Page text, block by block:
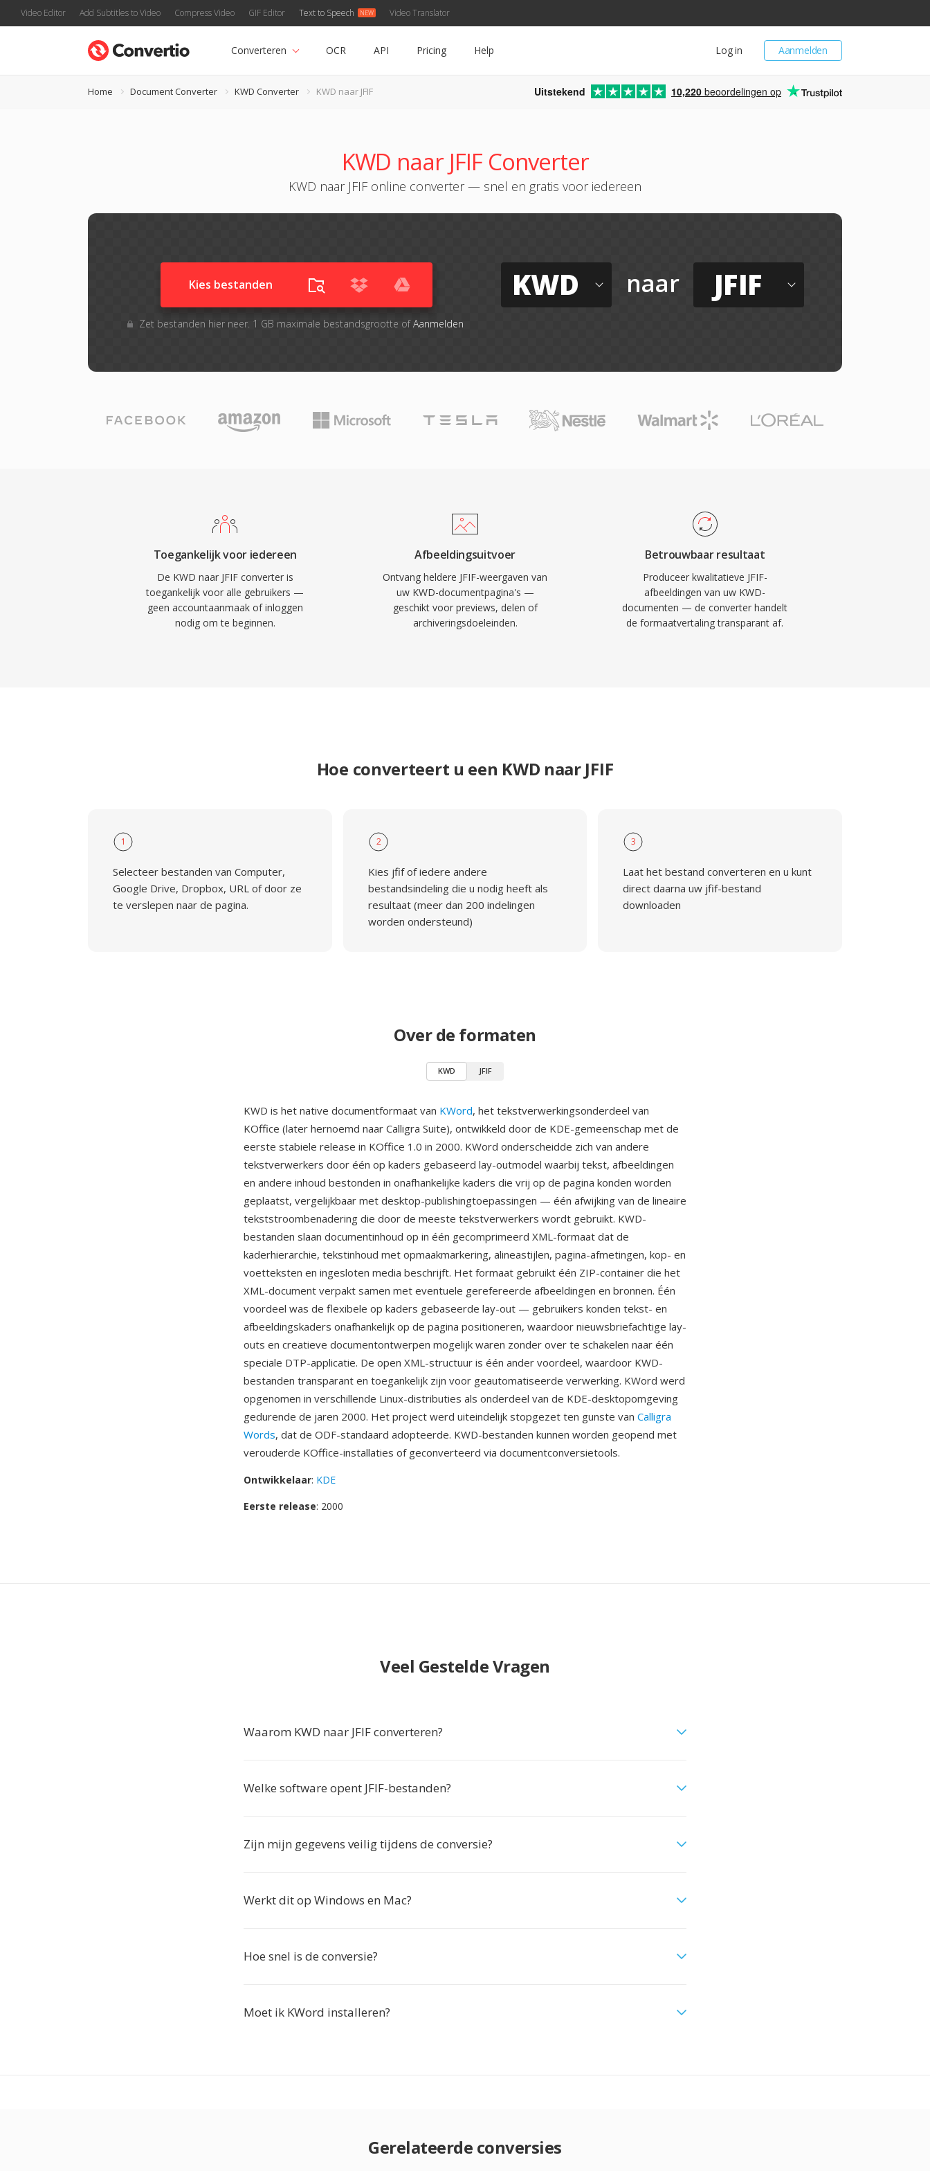
Video Editor Add Subtitles to Video Compress Video GIF Editor Text to Speech Video Translator
Aanmelden
Log in
Converteren OCR API Pricing Help
Home Document Converter KWD Converter KWD naar JFIF Uitstekend 10,220 beoordelingen op
KWD naar JFIF Converter
KWD naar JFIF online converter — snel en gratis voor iedereen
Kies bestanden
Zet bestanden hier neer. 1 GB maximale bestandsgrootte ofAanmelden
KWD naar JFIF
Toegankelijk voor iedereen
De KWD naar JFIF converter is
toegankelijk voor alle gebruikers —
geen accountaanmaak of inloggen
nodig om te beginnen.
Afbeeldingsuitvoer
Ontvang heldere JFIF-weergaven van
uw KWD-documentpagina's —
geschikt voor previews, delen of
archiveringsdoeleinden.
Betrouwbaar resultaat
Produceer kwalitatieve JFIF-
afbeeldingen van uw KWD-
documenten — de converter handelt
de formaatvertaling transparant af.
Hoe converteert u een KWD naar JFIF
1
Selecteer bestanden van Computer,
Google Drive, Dropbox, URL of door ze
te verslepen naar de pagina.
2
Kies jfif of iedere andere
bestandsindeling die u nodig heeft als
resultaat (meer dan 200 indelingen
worden ondersteund)
3
Laat het bestand converteren en u kunt
direct daarna uw jfif-bestand
downloaden
Over de formaten
KWD JFIF
KWD is het native documentformaat van KWord, het tekstverwerkingsonderdeel van
KOffice (later hernoemd naar Calligra Suite), ontwikkeld door de KDE-gemeenschap met de
eerste stabiele release in KOffice 1.0 in 2000. KWord onderscheidde zich van andere
tekstverwerkers door één op kaders gebaseerd lay-outmodel waarbij tekst, afbeeldingen
en andere inhoud bestonden in onafhankelijke kaders die vrij op de pagina konden worden
geplaatst, vergelijkbaar met desktop-publishingtoepassingen — één afwijking van de lineaire
tekststroombenadering die door de meeste tekstverwerkers wordt gebruikt. KWD-
bestanden slaan documentinhoud op in één gecomprimeerd XML-formaat dat de
kaderhierarchie, tekstinhoud met opmaakmarkering, alineastijlen, pagina-afmetingen, kop- en
voetteksten en ingesloten media beschrijft. Het formaat gebruikt één ZIP-container die het
XML-document verpakt samen met eventuele gerefereerde afbeeldingen en bronnen. Één
voordeel was de flexibele op kaders gebaseerde lay-out — gebruikers konden tekst- en
afbeeldingskaders onafhankelijk op de pagina positioneren, waardoor nieuwsbriefachtige lay-
outs en creatieve documentontwerpen mogelijk waren zonder over te schakelen naar één
speciale DTP-applicatie. De open XML-structuur is één ander voordeel, waardoor KWD-
bestanden transparant en toegankelijk zijn voor geautomatiseerde verwerking. KWord werd
opgenomen in verschillende Linux-distributies als onderdeel van de KDE-desktopomgeving
gedurende de jaren 2000. Het project werd uiteindelijk stopgezet ten gunste van Calligra
Words, dat de ODF-standaard adopteerde. KWD-bestanden kunnen worden geopend met
verouderde KOffice-installaties of geconverteerd via documentconversietools.
Ontwikkelaar: KDE
Eerste release: 2000
Veel Gestelde Vragen
Waarom KWD naar JFIF converteren?
Welke software opent JFIF-bestanden?
Zijn mijn gegevens veilig tijdens de conversie?
Werkt dit op Windows en Mac?
Hoe snel is de conversie?
Moet ik KWord installeren?
Gerelateerde conversies